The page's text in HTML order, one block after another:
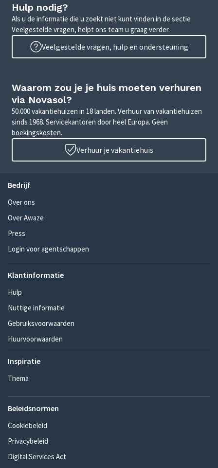
Hulp nodig?
Als u de informatie die u zoekt niet kunt vinden in de sectie
Veelgestelde vragen, helpt ons team u graag verder.
Veelgestelde vragen, hulp en ondersteuning
Waarom zou je je huis moeten verhuren
via Novasol?
50.000 vakantiehuizen in 18 landen. Verhuur van vakantiehuizen
sinds 1968. Servicekantoren door heel Europa. Geen
boekingskosten.
Verhuur je vakantiehuis
Bedrijf
Over ons
Over Awaze
Press
Login voor agentschappen
Klantinformatie
Hulp
Nuttige informatie
Gebruiksvoorwaarden
Huurvoorwaarden
Inspiratie
Thema
Beleidsnormen
Cookiebeleid
Privacybeleid
Digital Services Act